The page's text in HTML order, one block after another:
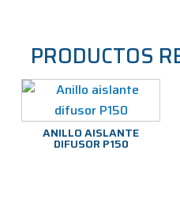
PRODUCTOS
ANILLO AISLANTE
DIFUSOR P150